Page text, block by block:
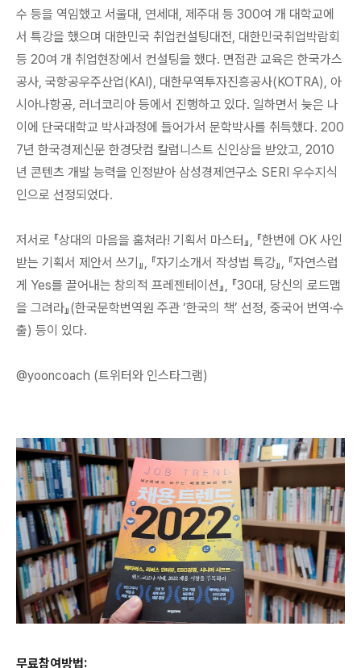
수 등을 역임했고 서울대, 연세대, 제주대 등 300여 개 대학교에
서 특강을 했으며 대한민국 취업컨설팅대전, 대한민국취업박람회
등 20여 개 취업현장에서 컨설팅을 했다. 면접관 교육은 한국가스
공사, 국항공우주산업(KAI), 대한무역투자진흥공사(KOTRA), 아
시아나항공, 러너코리아 등에서 진행하고 있다. 일하면서 늦은 나
이에 단국대학교 박사과정에 들어가서 문학박사를 취득했다. 200
7년 한국경제신문 한경닷컴 칼럼니스트 신인상을 받았고, 2010
년 콘텐츠 개발 능력을 인정받아 삼성경제연구소 SERI 우수지식
인으로 선정되었다.
저서로 『상대의 마음을 훔쳐라! 기획서 마스터』, 『한번에 OK 사인
받는 기획서 제안서 쓰기』, 『자기소개서 작성법 특강』, 『자연스럽
게 Yes를 끌어내는 창의적 프레젠테이션』, 『30대, 당신의 로드맵
을 그려라』(한국문학번역원 주관 ‘한국의 책’ 선정, 중국어 번역·수
출) 등이 있다.
@yooncoach (트위터와 인스타그램)
무료참여방법: